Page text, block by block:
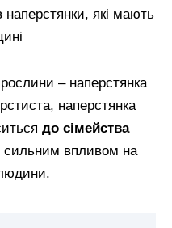
наперстянки, які мають
рослини – наперстянка
наперстянка
до сімейства
сильним впливом на